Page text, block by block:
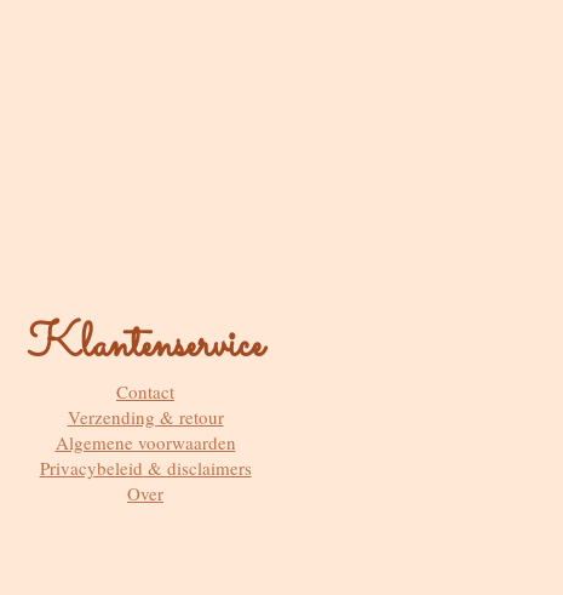
Klantenservice
Contact
Verzending & retour
Algemene voorwaarden
Privacybeleid & disclaimers
Over